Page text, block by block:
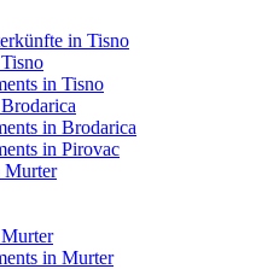
in Tisno
in Tisno
in Brodarica
in Pirovac
Murter
in Murter